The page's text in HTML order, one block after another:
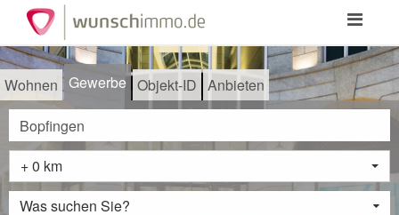
Toggle
Wohnen Gewerbe Objekt-ID Anbieten
+ 0 km
Was suchen Sie?